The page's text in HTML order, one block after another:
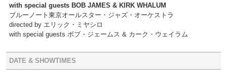
with special guests BOB JAMES & KIRK WHALUM
ブルーノート東京オールスター・ジャズ・オーケストラ
directed by エリック・ミヤシロ
with special guests ボブ・ジェームス & カーク・ウェイラム
DATE & SHOWTIMES